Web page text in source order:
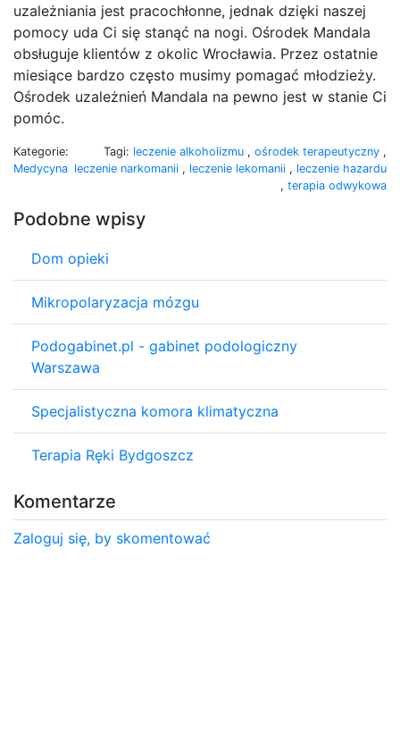
uzależniania jest pracochłonne, jednak dzięki naszej
pomocy uda Ci się stanąć na nogi. Ośrodek Mandala
obsługuje klientów z okolic Wrocławia. Przez ostatnie
miesiące bardzo często musimy pomagać młodzieży.
Ośrodek uzależnień Mandala na pewno jest w stanie Ci
pomóc.
Kategorie:
Medycyna
Tagi: leczenie alkoholizmu , ośrodek terapeutyczny ,
leczenie narkomanii , leczenie lekomanii , leczenie hazardu
, terapia odwykowa
Podobne wpisy
Dom opieki
Mikropolaryzacja mózgu
Podogabinet.pl - gabinet podologiczny
Warszawa
Specjalistyczna komora klimatyczna
Terapia Ręki Bydgoszcz
Komentarze
Zaloguj się, by skomentować